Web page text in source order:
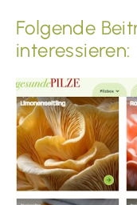
Folgende
interessieren: